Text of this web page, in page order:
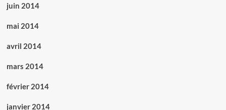
juin 2014
mai 2014
avril 2014
mars 2014
février 2014
janvier 2014